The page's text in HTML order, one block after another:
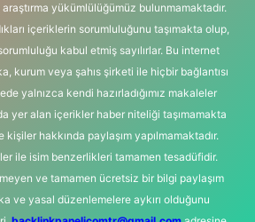
yükümlülüğümüz bulunmamaktadır.
içeriklerin sorumluluğunu taşımakta olup,
kabul etmiş sayılırlar. Bu internet
kurum veya şahıs şirketi ile hiçbir bağlantısı
yalnızca kendi hazırladığımız makaleler
yer alan içerikler haber niteliği taşımamakta
hakkında paylaşım yapılmamaktadır.
ile isim benzerlikleri tamamen tesadüfidir.
ve tamamen ücretsiz bir bilgi paylaşım
ve yasal düzenlemelere aykırı olduğunu